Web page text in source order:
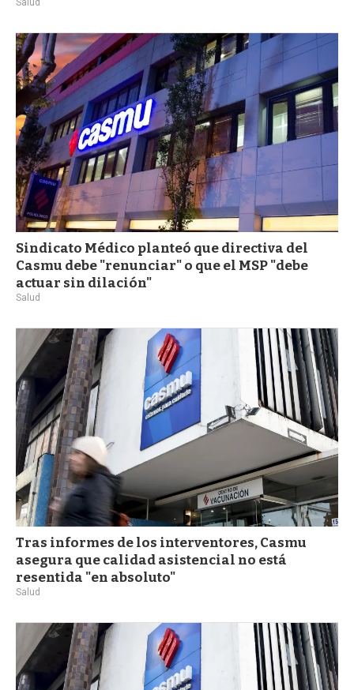
Salud
Sindicato Médico planteó que directiva del
Casmu debe "renunciar" o que el MSP "debe
actuar sin dilación"
Salud
Tras informes de los interventores, Casmu
asegura que calidad asistencial no está
resentida "en absoluto"
Salud